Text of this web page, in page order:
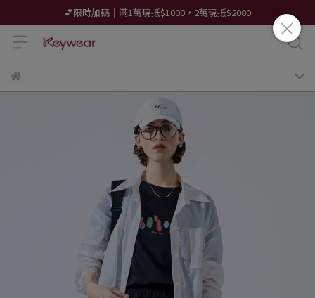
💕限時加碼｜滿1萬現抵$1000，2萬現抵$2000